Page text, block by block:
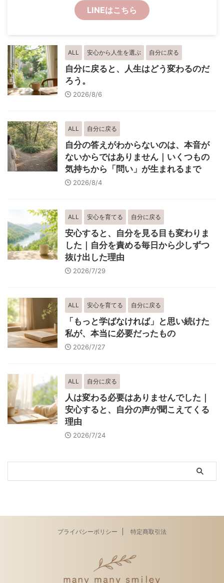
LINEはこちら
ALL 安心から人生を選ぶ 自分に戻る
自分に戻ると、人生はどう変わるのだ
ろう。
2026/8/6
ALL 自分に戻る
自分の答えがわからないのは、本音が
ないからではありません｜いくつもの
気持ちから「問い」が生まれるまで
2026/8/4
ALL 安心を育てる 自分に戻る
安心すると、自分を見る目も変わりま
した｜自分を責める毎日から少しずつ
抜け出した理由
2026/7/29
ALL 安心を育てる 自分に戻る
「もっと学ばなければ」と思い続けた
私が、本当に必要だったもの
2026/7/27
ALL 自分に戻る
人は変わる必要はありませんでした｜
安心すると、自分の声が聞こえてくる
理由
2026/7/24
プライバシーポリシー 特定商取引法